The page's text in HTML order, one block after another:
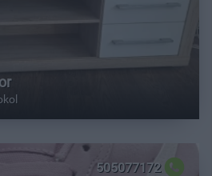
505077172